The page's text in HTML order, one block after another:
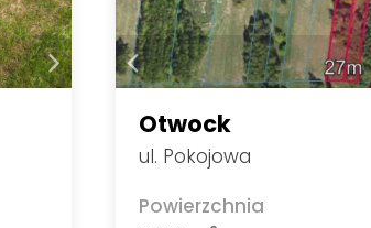
Otwock
ul. Pokojowa
Powierzchnia